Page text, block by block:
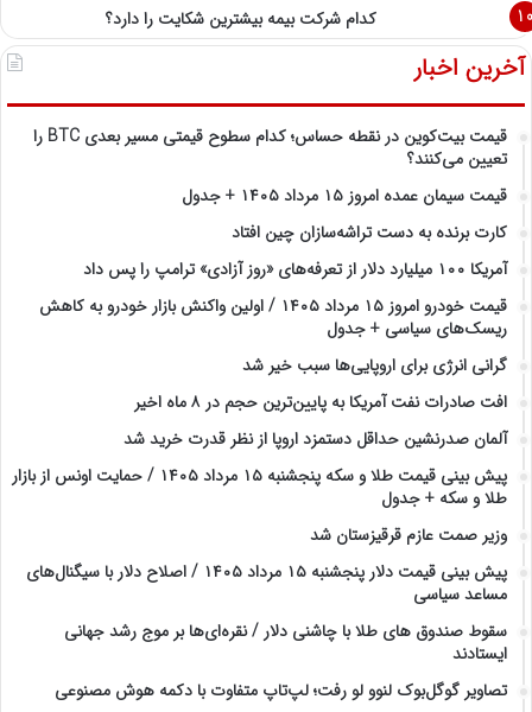
کدام شرکت بیمه بیشترین شکایت را دارد؟
آخرین اخبار
قیمت بیت‌کوین در نقطه حساس؛ کدام سطوح قیمتی مسیر بعدی BTC را
تعیین می‌کنند؟
قیمت سیمان عمده امروز ۱۵ مرداد ۱۴۰۵ + جدول
کارت برنده به دست تراشه‌سازان چین افتاد
آمریکا ۱۰۰ میلیارد دلار از تعرفه‌های «روز آزادی» ترامپ را پس داد
قیمت خودرو امروز ۱۵ مرداد ۱۴۰۵ / اولین واکنش بازار خودرو به کاهش
ریسک‌های سیاسی + جدول
گرانی انرژی برای اروپایی‌ها سبب خیر شد
افت صادرات نفت آمریکا به پایین‌ترین حجم در ۸ ماه اخیر
آلمان صدرنشین حداقل دستمزد اروپا از نظر قدرت خرید شد
پیش‌ بینی قیمت طلا و سکه پنجشنبه ۱۵ مرداد ۱۴۰۵ / حمایت اونس از بازار
طلا و سکه + جدول
وزیر صمت عازم قرقیزستان شد
پیش ‌بینی قیمت دلار پنجشنبه ۱۵ مرداد ۱۴۰۵ / اصلاح دلار با سیگنال‌های
مساعد سیاسی
سقوط صندوق های طلا با چاشنی دلار / نقره‌ای‌ها بر موج رشد جهانی
ایستادند
تصاویر گوگل‌بوک لنوو لو رفت؛ لپ‌تاپ متفاوت با دکمه هوش مصنوعی